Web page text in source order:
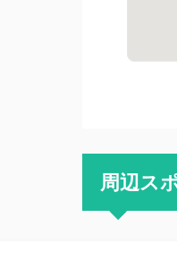
周辺ス